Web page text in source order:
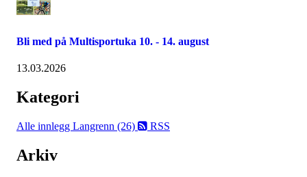
Bli med på Multisportuka 10. - 14. august
13.03.2026
Kategori
Alle innlegg Langrenn (26) RSS
Arkiv